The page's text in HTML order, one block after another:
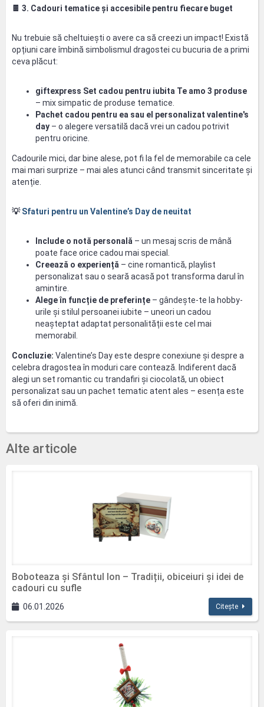
🍫 3. Cadouri tematice și accesibile pentru fiecare buget
Nu trebuie să cheltuiești o avere ca să creezi un impact! Există
opțiuni care îmbină simbolismul dragostei cu bucuria de a primi
ceva plăcut:
giftexpress Set cadou pentru iubita Te amo 3 produse
– mix simpatic de produse tematice.
Pachet cadou pentru ea sau el personalizat valentine's
day – o alegere versatilă dacă vrei un cadou potrivit
pentru oricine.
Cadourile mici, dar bine alese, pot fi la fel de memorabile ca cele
mai mari surprize – mai ales atunci când transmit sinceritate și
atenție.
💡 Sfaturi pentru un Valentine’s Day de neuitat
Include o notă personală – un mesaj scris de mână
poate face orice cadou mai special.
Creează o experiență – cine romantică, playlist
personalizat sau o seară acasă pot transforma darul în
amintire.
Alege în funcție de preferințe – gândește-te la hobby-
urile și stilul persoanei iubite – uneori un cadou
neașteptat adaptat personalității este cel mai
memorabil.
Concluzie: Valentine’s Day este despre conexiune și despre a
celebra dragostea în moduri care contează. Indiferent dacă
alegi un set romantic cu trandafiri și ciocolată, un obiect
personalizat sau un pachet tematic atent ales – esența este
să oferi din inimă.
Alte articole
Boboteaza și Sfântul Ion – Tradiții, obiceiuri și idei de
cadouri cu sufle
06.01.2026 Citește